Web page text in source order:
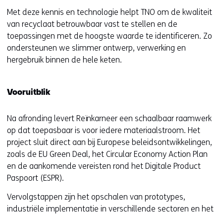
w
s
e
Met deze kennis en technologie helpt TNO om de kwaliteit
van recyclaat betrouwbaar vast te stellen en de
toepassingen met de hoogste waarde te identificeren. Zo
ondersteunen we slimmer ontwerp, verwerking en
hergebruik binnen de hele keten.
Vooruitblik
Na afronding levert Reïnkarneer een schaalbaar raamwerk
op dat toepasbaar is voor iedere materiaalstroom. Het
project sluit direct aan bij Europese beleidsontwikkelingen,
zoals de EU Green Deal, het Circular Economy Action Plan
en de aankomende vereisten rond het Digitale Product
Paspoort (ESPR).
Vervolgstappen zijn het opschalen van prototypes,
industriële implementatie in verschillende sectoren en het